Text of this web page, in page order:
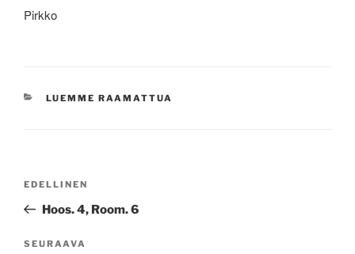
Pirkko
KATEGORIAT
LUEMME RAAMATTUA
Edellinen
artikkeli
EDELLINEN
Hoos. 4, Room. 6
Seuraava
SEURAAVA